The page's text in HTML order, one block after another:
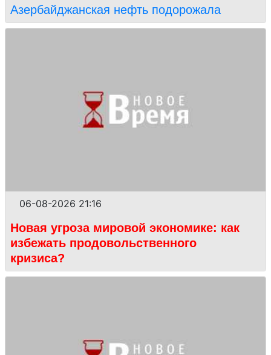
Азербайджанская нефть подорожала
06-08-2026 21:16
Новая угроза мировой экономике: как
избежать продовольственного
кризиса?